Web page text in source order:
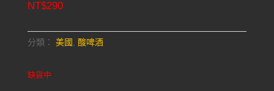
NT$290
分類： 美國, 酸啤酒
缺貨中